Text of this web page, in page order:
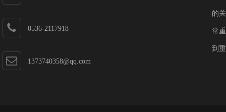
0536-2117918
1373740358@qq.com
的
常
到